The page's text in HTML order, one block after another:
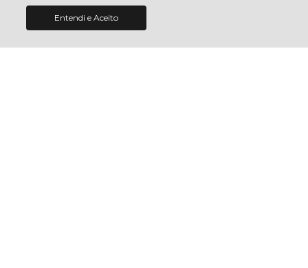
Entendi e Aceito
R$ 119,98